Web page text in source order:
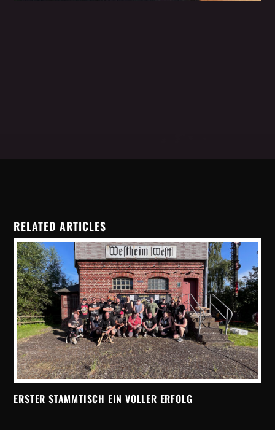
RELATED ARTICLES
ERSTER STAMMTISCH EIN VOLLER ERFOLG